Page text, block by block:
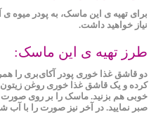
برای تهیه ی این ماسک، به پودر میوه
نیاز خواهید داشت.
طرز تهیه ی این ماسک:
دو قاشق غذا خوری پودر آکا‌ی‌بری را
کرده و یک قاشق غذا خوری روغن زیتون
خوبی هم بزنید. ماسک را بر روی صورت
صبر نمایید. در آخر نیز صورت را با